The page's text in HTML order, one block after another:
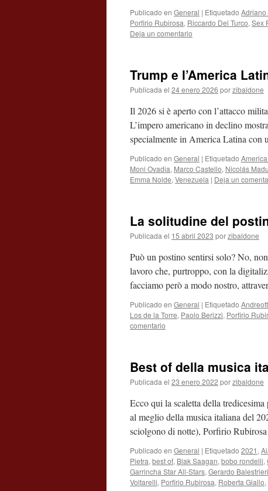
Publicado en General | Etiquetado Adriano
Porfirio Rubirosa, Riccardo Del Turco, Sex
Deja un comentario
Trump e l’America
Publicada el 24 enero 2026 porzibaldone
Il 2026 si è aperto con l’attacco
L’impero americano in declino
specialmente in America Latina con
Publicado en General | Etiquetado
Moni Ovadia, Marco Castello, Nicolás
Emma Nolde, Venezuela | Deja un
La solitudine del
Publicada el 15 abril 2023 porzibaldone
Può un postino sentirsi solo? No,
lavoro che, purtroppo, con la
facciamo però a modo nostro,
Publicado en General | Etiquetado
Los de la Torre, Paolo Berizzi, Porfirio
comentario
Best of della musica
Publicada el 23 enero 2022 porzibaldone
Ecco qui la scaletta della
al meglio della musica italiana del
sciolgono di notte), Porfirio
Publicado en General | Etiquetado 2021 ,
Pietra, best of, Blak Saagan, bobo rondelli,
Garrincha Star All-Stars, Gerardo Balestrieri
Voltarelli, Porfirio Rubirosa, Roberta Giallo,